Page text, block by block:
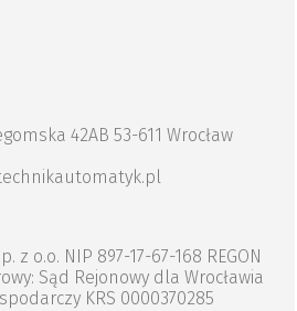
42AB 53-611 Wrocław
z o.o. NIP 897-17-67-168 REGON
Sąd Rejonowy dla Wrocławia
KRS 0000370285